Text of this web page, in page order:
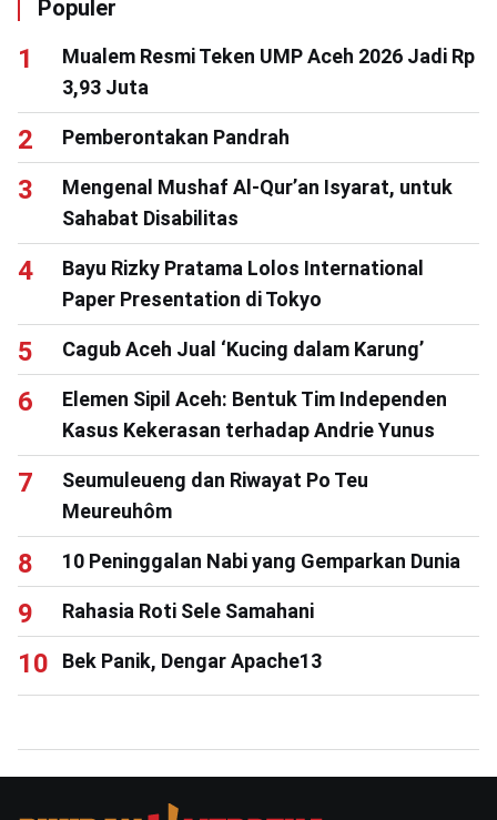
Populer
Mualem Resmi Teken UMP Aceh 2026 Jadi Rp
3,93 Juta
Pemberontakan Pandrah
Mengenal Mushaf Al-Qur’an Isyarat, untuk
Sahabat Disabilitas
Bayu Rizky Pratama Lolos International
Paper Presentation di Tokyo
Cagub Aceh Jual ‘Kucing dalam Karung’
Elemen Sipil Aceh: Bentuk Tim Independen
Kasus Kekerasan terhadap Andrie Yunus
Seumuleueng dan Riwayat Po Teu
Meureuhôm
10 Peninggalan Nabi yang Gemparkan Dunia
Rahasia Roti Sele Samahani
Bek Panik, Dengar Apache13